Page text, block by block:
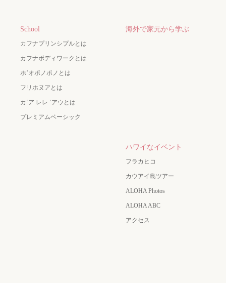
School
カフナプリンシプルとは
カフナボディワークとは
ホ’オポノポノとは
フリホヌアとは
カʻア レレ ʻアウとは
プレミアムベーシック
海外で家元から学ぶ
ハワイなイベント
フラカヒコ
カウアイ島ツアー
ALOHA Photos
ALOHA ABC
アクセス